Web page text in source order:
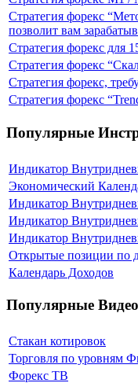
Стратегия форекс
позволит вам
Стратегия форекс для
Стратегия форекс
Стратегия форекс,
Стратегия форекс
Популярные
Индикатор
Экономический
Индикатор
Индикатор
Индикатор
Открытые позиции по
Календарь Доходов
Популярные
Стакан котировок
Торговля по уровням
Форекс ТВ